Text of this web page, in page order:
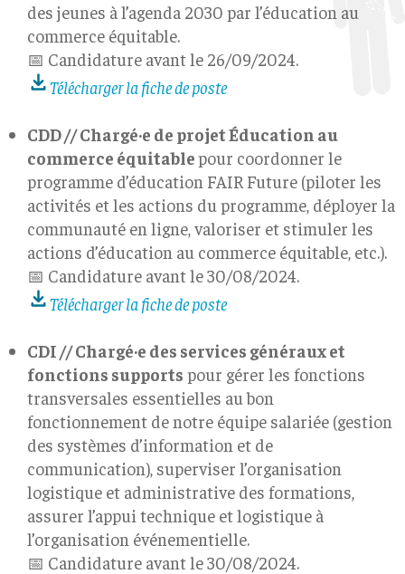
des jeunes à l’agenda 2030 par l’éducation au
commerce équitable.
📅 Candidature avant le 26/09/2024.
Télécharger la fiche de poste
CDD // Chargé·e de projet Éducation au
commerce équitablepour coordonner le
programme d’éducation FAIR Future (piloter les
activités et les actions du programme, déployer la
communauté en ligne, valoriser et stimuler les
actions d’éducation au commerce équitable, etc.).
📅 Candidature avant le 30/08/2024.
Télécharger la fiche de poste
CDI // Chargé·e des services généraux et
fonctions supports pour gérer les fonctions
transversales essentielles au bon
fonctionnement de notre équipe salariée (gestion
des systèmes d’information et de
communication), superviser l’organisation
logistique et administrative des formations,
assurer l’appui technique et logistique à
l’organisation événementielle.
📅 Candidature avant le 30/08/2024.